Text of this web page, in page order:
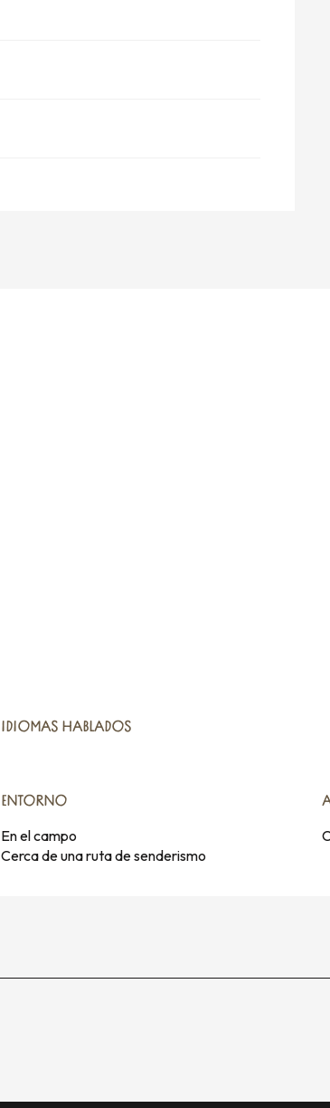
IDIOMAS HABLADOS
IDIOMAS HABLADOS
ENTORNO
ENTORNO
En el campo
Cerca de una ruta de senderismo